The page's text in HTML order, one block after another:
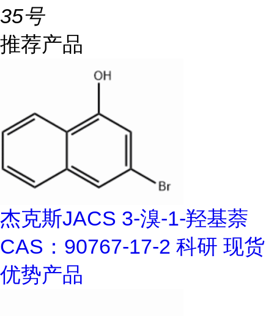
35号
推荐产品
杰克斯JACS 3-溴-1-羟基萘
CAS：90767-17-2 科研 现货
优势产品